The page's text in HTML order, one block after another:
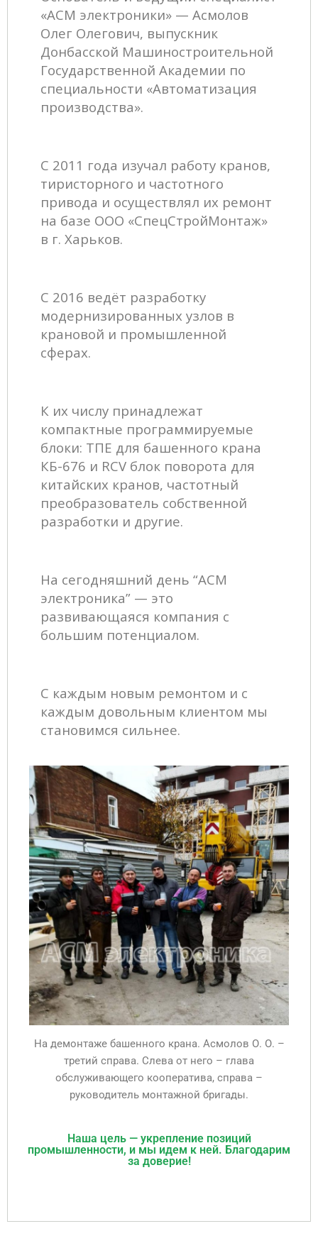
«АСМ электроники» — Асмолов
Олег Олегович, выпускник
Донбасской Машиностроительной
Государственной Академии по
специальности «Автоматизация
производства».
С 2011 года изучал работу кранов,
тиристорного и частотного
привода и осуществлял их ремонт
на базе ООО «СпецСтройМонтаж»
в г. Харьков.
С 2016 ведёт разработку
модернизированных узлов в
крановой и промышленной
сферах.
К их числу принадлежат
компактные программируемые
блоки: ТПЕ для башенного крана
КБ-676 и RCV блок поворота для
китайских кранов, частотный
преобразователь собственной
разработки и другие.
На сегодняшний день “АСМ
электроника” — это
развивающаяся компания с
большим потенциалом.
С каждым новым ремонтом и с
каждым довольным клиентом мы
становимся сильнее.
На демонтаже башенного крана. Асмолов О. О. –
третий справа. Слева от него – глава
обслуживающего кооператива, справа –
руководитель монтажной бригады.
Наша цель — укрепление позиций
промышленности, и мы идем к ней. Благодарим
за доверие!